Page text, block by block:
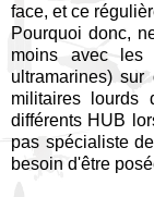
face, et ce
Pourquoi donc,
moins avec les
ultramarines)
militaires lourds
différents HUB
pas spécialiste
besoin d'être